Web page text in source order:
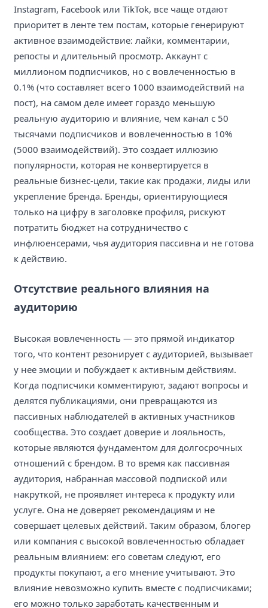
Instagram, Facebook или TikTok, все чаще отдают
приоритет в ленте тем постам, которые генерируют
активное взаимодействие: лайки, комментарии,
репосты и длительный просмотр. Аккаунт с
миллионом подписчиков, но с вовлеченностью в
0.1% (что составляет всего 1000 взаимодействий на
пост), на самом деле имеет гораздо меньшую
реальную аудиторию и влияние, чем канал с 50
тысячами подписчиков и вовлеченностью в 10%
(5000 взаимодействий). Это создает иллюзию
популярности, которая не конвертируется в
реальные бизнес-цели, такие как продажи, лиды или
укрепление бренда. Бренды, ориентирующиеся
только на цифру в заголовке профиля, рискуют
потратить бюджет на сотрудничество с
инфлюенсерами, чья аудитория пассивна и не готова
к действию.
Отсутствие реального влияния на
аудиторию
Высокая вовлеченность — это прямой индикатор
того, что контент резонирует с аудиторией, вызывает
у нее эмоции и побуждает к активным действиям.
Когда подписчики комментируют, задают вопросы и
делятся публикациями, они превращаются из
пассивных наблюдателей в активных участников
сообщества. Это создает доверие и лояльность,
которые являются фундаментом для долгосрочных
отношений с брендом. В то время как пассивная
аудитория, набранная массовой подпиской или
накруткой, не проявляет интереса к продукту или
услуге. Она не доверяет рекомендациям и не
совершает целевых действий. Таким образом, блогер
или компания с высокой вовлеченностью обладает
реальным влиянием: его советам следуют, его
продукты покупают, а его мнение учитывают. Это
влияние невозможно купить вместе с подписчиками;
его можно только заработать качественным и